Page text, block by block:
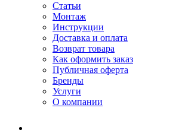
Статьи
Монтаж
Инструкции
Доставка и оплата
Возврат товара
Как оформить заказ
Публичная оферта
Бренды
Услуги
О компании